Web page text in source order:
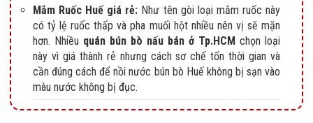
Mắm Ruốc Huế giá rẻ: Như tên gòi loại mắm ruốc này
có tỷ lệ ruốc thấp và pha muối hột nhiều nên vị sẽ mặn
hơn. Nhiều quán bún bò nấu bán ở Tp.HCM chọn loại
này vì giá thành rẻ nhưng cách sơ chế tốn thời gian và
cần đúng cách để nồi nước bún bò Huế không bị sạn vào
màu nước không bị đục.